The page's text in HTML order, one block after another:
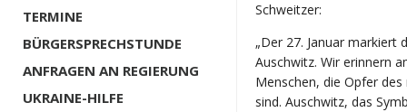
TERMINE
BÜRGERSPRECHSTUNDE
ANFRAGEN AN REGIERUNG
UKRAINE-HILFE
Schweitzer:
„Der 27. Januar markiert
Auschwitz. Wir erinnern
Menschen, die Opfer
sind. Auschwitz, das